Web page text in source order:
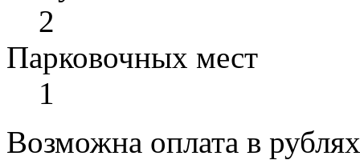
2
Парковочных мест
1
Возможна оплата в